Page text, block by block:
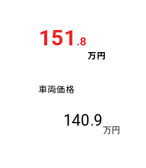
151 .8
万円
車両価格
140.9
万円